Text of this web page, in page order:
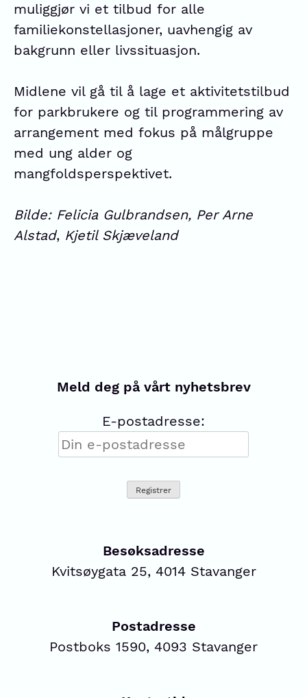
muliggjør vi et tilbud for alle
familiekonstellasjoner, uavhengig av
bakgrunn eller livssituasjon.
Midlene vil gå til å lage et aktivitetstilbud
for parkbrukere og til programmering av
arrangement med fokus på målgruppe
med ung alder og
mangfoldsperspektivet.
Bilde: Felicia Gulbrandsen, Per Arne
Alstad, Kjetil Skjæveland
Meld deg på vårt nyhetsbrev
E-postadresse:
Besøksadresse
Kvitsøygata 25, 4014 Stavanger
Postadresse
Postboks 1590, 4093 Stavanger